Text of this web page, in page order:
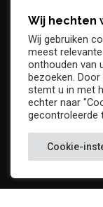
Socio
Wij hechten
Wij gebruiken
meest
onthouden van
bezoeken.
stemt u in met
echter naar
gecontroleerde
Cookie-